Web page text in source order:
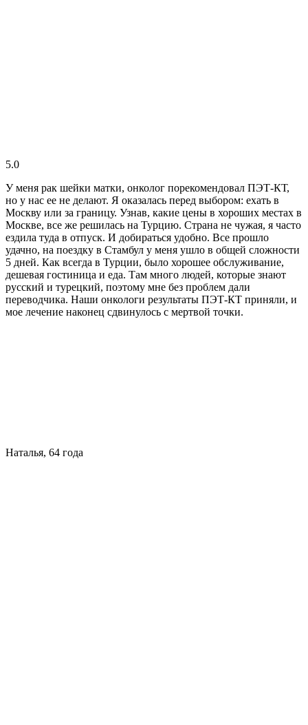
5.0
У меня рак шейки матки, онколог порекомендовал ПЭТ-КТ,
но у нас ее не делают. Я оказалась перед выбором: ехать в
Москву или за границу. Узнав, какие цены в хороших местах в
Москве, все же решилась на Турцию. Страна не чужая, я часто
ездила туда в отпуск. И добираться удобно. Все прошло
удачно, на поездку в Стамбул у меня ушло в общей сложности
5 дней. Как всегда в Турции, было хорошее обслуживание,
дешевая гостиница и еда. Там много людей, которые знают
русский и турецкий, поэтому мне без проблем дали
переводчика. Наши онкологи результаты ПЭТ-КТ приняли, и
мое лечение наконец сдвинулось с мертвой точки.
Наталья, 64 года